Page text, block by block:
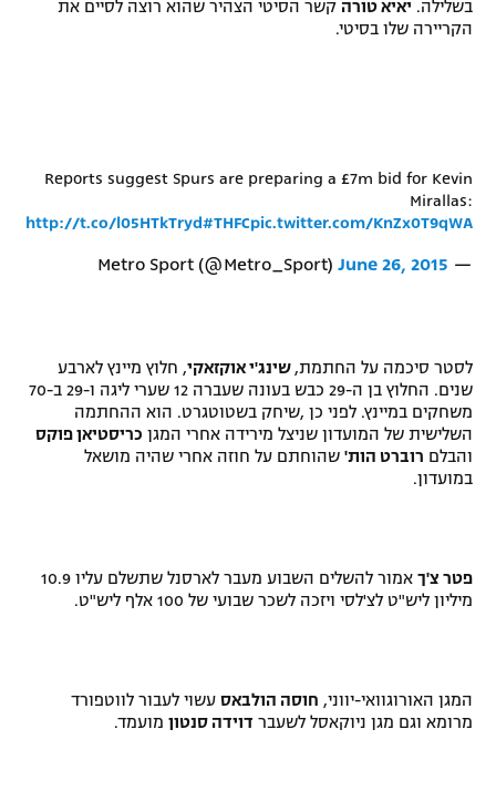
בשלילה. יאיא טורה קשר הסיטי הצהיר שהוא רוצה לסיים את
הקריירה שלו בסיטי.
Reports suggest Spurs are preparing a £7m bid for Kevin
Mirallas:
http://t.co/l05HTkTryd#THFCpic.twitter.com/KnZx0T9qWA
— Metro Sport (@Metro_Sport)
June 26, 2015
לסטר סיכמה על החתמת, שינג'י אוקזאקי, חלוץ מיינץ לארבע
שנים. החלוץ בן ה-29 כבש בעונה שעברה 12 שערי ליגה ו-29 ב-70
משחקים במיינץ. לפני כן ,שיחק בשטוטגרט. הוא ההחתמה
השלישית של המועדון שניצל מירידה אחרי המגן כריסטיאן פוקס
והבלם רוברט הות' שהוחתם על חוזה אחרי שהיה מושאל
במועדון.
פטר צ'ך
אמור להשלים השבוע מעבר לארסנל שתשלם עליו 10.9
מיליון ליש"ט לצ'לסי ויזכה לשכר שבועי של 100 אלף ליש"ט.
המגן האורוגוואי-יווני, חוסה הולבאס עשוי לעבור לווטפורד
מרומא וגם מגן ניוקאסל לשעבר דוידה סנטון מועמד.